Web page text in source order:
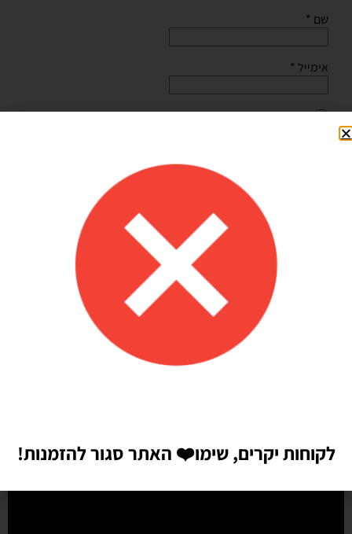
שם *
אימייל *
Shilav Sayag
איכות מדהימה!
הזמנתי בלונים כדי לעצב קשת ליום הולדת של הבן שלי, המשלוח הגיע
מהר מהמצופה!! הכל באיכות מדהימה, בצבעים יפים בדיוק כמו שחשבתי
שיהיו!! התמונות מדברות בעד עצמן!! ממליצה בחום♥️♥️♥️
לקוחות יקרים, שימו❤️ האתר סגור להזמנות!